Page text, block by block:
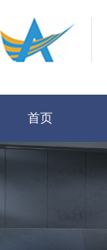
首页